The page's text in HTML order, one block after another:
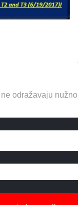
odražavaju nužno